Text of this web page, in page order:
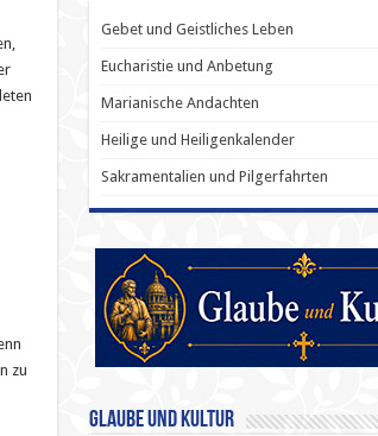
zu
Gebet und Geistliches Leben
Eucharistie und Anbetung
Marianische Andachten
Heilige und Heiligenkalender
Sakramentalien und Pilgerfahrten
Glaube und Kultur